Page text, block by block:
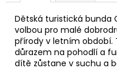
Dětská turistická bunda
volbou pro malé
přírody v letním období.
důrazem na pohodlí a
dítě zůstane v suchu a